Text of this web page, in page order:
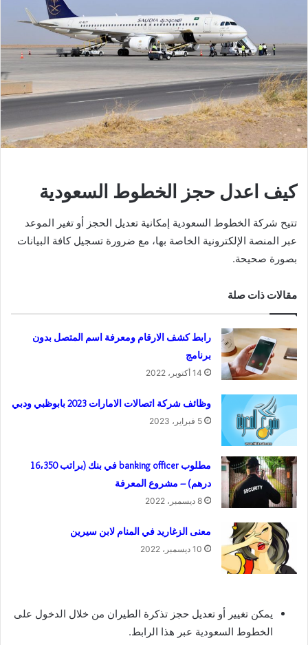
كيف اعدل حجز الخطوط السعودية
تتيح شركة الخطوط السعودية إمكانية تعديل الحجز أو تغير الموعد
عبر المنصة الإلكترونية الخاصة بها، مع ضرورة تسجيل كافة البيانات
بصورة صحيحة.
مقالات ذات صلة
رابط كشف الارقام ومعرفة اسم المتصل بدون
برنامج
14 أكتوبر، 2022
وظائف شركة اتصالات الامارات 2023 بابوظبي ودبي
5 فبراير، 2023
مطلوب banking officer في بنك (براتب 16،350
درهم) – مشروع المعرفة
8 ديسمبر، 2022
معنى الزغاريد في المنام لابن سيرين
10 ديسمبر، 2022
يمكن تغيير أو تعديل حجز تذكرة الطيران من خلال الدخول على
الخطوط السعودية عبر هذا الرابط.